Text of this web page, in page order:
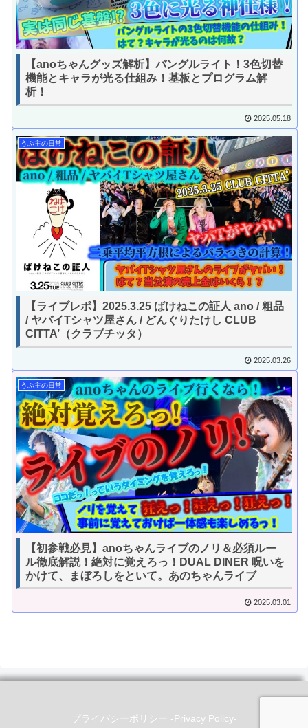
【anoちゃんグッズ解析】バングルライト！3色切替
機能とキャラが光る仕組み！基板とプログラム解
析！
2025.05.18
うぷ主の日常
【ライブレポ】2025.3.25 ばけねこの証人 ano / 粗品
/ ヤバイTシャツ屋さん / どんぐりたけし CLUB
CITTA’（クラブチッタ）
2025.03.26
うぷ主の日常
【初参戦必見】anoちゃんライブのノリ＆必須ルー
ル徹底解説！絶対に覚えろっ！DUAL DINER 呪いを
かけて、まぼろしをといて。あのちゃんライブ
2025.03.01
プライバシーポリシー -Privacy Policy-